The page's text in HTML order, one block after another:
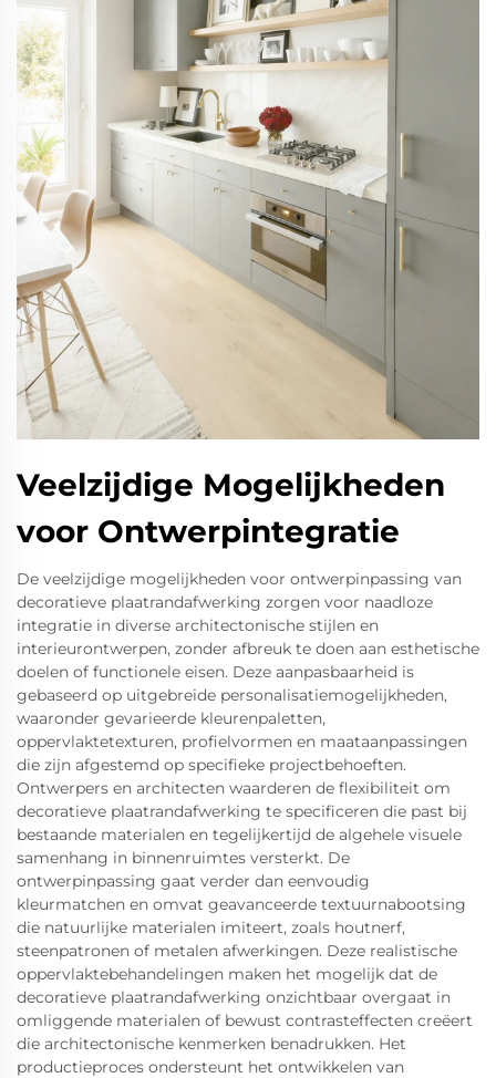
Veelzijdige Mogelijkheden
voor Ontwerpintegratie
De veelzijdige mogelijkheden voor ontwerpinpassing van
decoratieve plaatrandafwerking zorgen voor naadloze
integratie in diverse architectonische stijlen en
interieurontwerpen, zonder afbreuk te doen aan esthetische
doelen of functionele eisen. Deze aanpasbaarheid is
gebaseerd op uitgebreide personalisatiemogelijkheden,
waaronder gevarieerde kleurenpaletten,
oppervlaktetexturen, profielvormen en maataanpassingen
die zijn afgestemd op specifieke projectbehoeften.
Ontwerpers en architecten waarderen de flexibiliteit om
decoratieve plaatrandafwerking te specificeren die past bij
bestaande materialen en tegelijkertijd de algehele visuele
samenhang in binnenruimtes versterkt. De
ontwerpinpassing gaat verder dan eenvoudig
kleurmatchen en omvat geavanceerde textuurnabootsing
die natuurlijke materialen imiteert, zoals houtnerf,
steenpatronen of metalen afwerkingen. Deze realistische
oppervlaktebehandelingen maken het mogelijk dat de
decoratieve plaatrandafwerking onzichtbaar overgaat in
omliggende materialen of bewust contrasteffecten creëert
die architectonische kenmerken benadrukken. Het
productieproces ondersteunt het ontwikkelen van